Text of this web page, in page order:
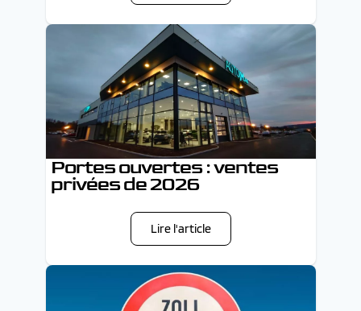
Portes ouvertes : ventes
privées de 2026
Lire l'article